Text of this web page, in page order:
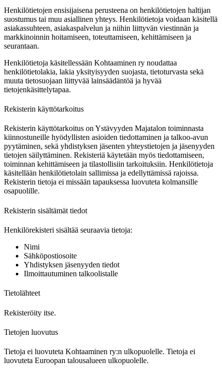
Henkilötietojen ensisijaisena perusteena on henkilötietojen haltijan
suostumus tai muu asiallinen yhteys. Henkilötietoja voidaan käsitellä
asiakassuhteen, asiakaspalvelun ja niihin liittyvän viestinnän ja
markkinoinnin hoitamiseen, toteuttamiseen, kehittämiseen ja
seurantaan.
Henkilötietoja käsitellessään Kohtaaminen ry noudattaa
henkilötietolakia, lakia yksityisyyden suojasta, tietoturvasta sekä
muuta tietosuojaan liittyvää lainsäädäntöä ja hyvää
tietojenkäsittelytapaa.
Rekisterin käyttötarkoitus
Rekisterin käyttötarkoitus on Ystävyyden Majatalon toiminnasta
kiinnostuneille hyödyllisten asioiden tiedottaminen ja talkoo-avun
pyytäminen, sekä yhdistyksen jäsenten yhteystietojen ja jäsenyyden
tietojen säilyttäminen. Rekisteriä käytetään myös tiedottamiseen,
toiminnan kehittämiseen ja tilastollisiin tarkoituksiin. Henkilötietoja
käsitellään henkilötietolain sallimissa ja edellyttämissä rajoissa.
Rekisterin tietoja ei missään tapauksessa luovuteta kolmansille
osapuolille.
Rekisterin sisältämät tiedot
Henkilörekisteri sisältää seuraavia tietoja:
Nimi
Sähköpostiosoite
Yhdistyksen jäsenyyden tiedot
Ilmoittautuminen talkoolistalle
Tietolähteet
Rekisteröity itse.
Tietojen luovutus
Tietoja ei luovuteta Kohtaaminen ry:n ulkopuolelle. Tietoja ei
luovuteta Euroopan talousalueen ulkopuolelle.